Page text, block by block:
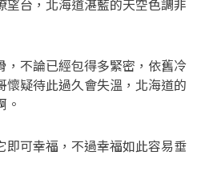
望台，北海道湛藍的天空色調非
，不論已經包得多緊密，依舊冷
懷疑待此過久會失溫，北海道的
。
即可幸福，不過幸福如此容易垂